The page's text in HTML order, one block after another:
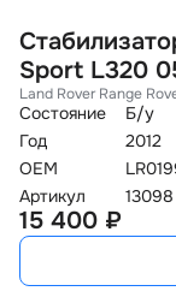
Sport L320
Land Rover Range
Состояние
Б/у
Год
2012
OEM
Артикул
13098
15 400 ₽